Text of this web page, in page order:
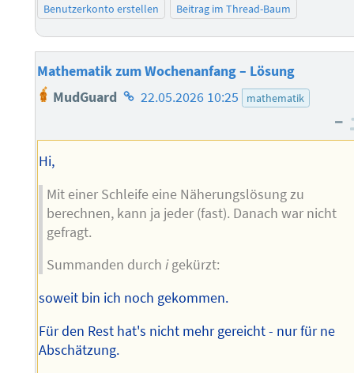
Benutzerkonto erstellen
Beitrag im Thread-Baum
Mathematik zum Wochenanfang – Lösung
MudGuard Homepage
Autors
22.05.2026 10:25 mathematik
–
Hi,
Mit einer Schleife eine Näherungslösung zu
berechnen, kann ja jeder (fast). Danach war nicht
gefragt.
Summanden durchigekürzt:
soweit bin ich noch gekommen.
Für den Rest hat's nicht mehr gereicht - nur für ne
Abschätzung.